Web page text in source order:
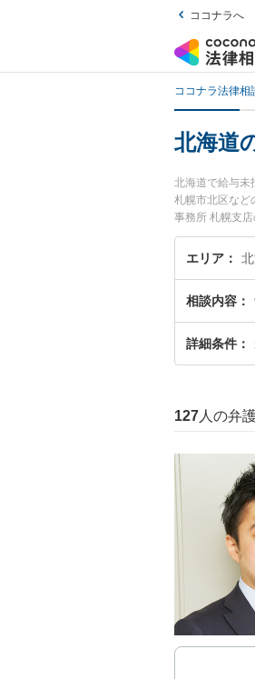
ココナラへ
ココナラ法律相
北海道
北海道で給与未
札幌市北区など
事務所 札幌支
が注目されてい
い』『初回相
エリア
相談内容
詳細条件
127 人の弁